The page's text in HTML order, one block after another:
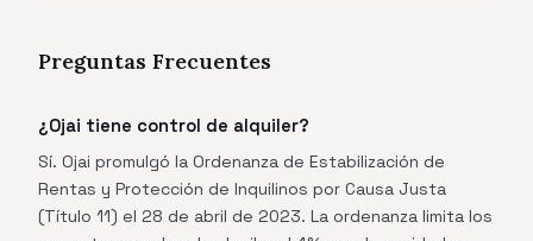
Preguntas Frecuentes
¿Ojai tiene control de alquiler?
Sí. Ojai promulgó la Ordenanza de Estabilización de
Rentas y Protección de Inquilinos por Causa Justa
(Título 11) el 28 de abril de 2023. La ordenanza limita los